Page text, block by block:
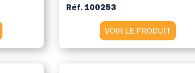
Réf. 100253
VOIR LE PRODUIT